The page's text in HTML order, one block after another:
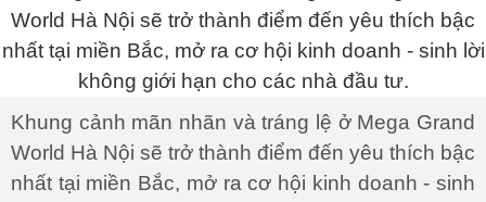
Khung cảnh mãn nhãn và tráng lệ ở Mega Grand
World Hà Nội sẽ trở thành điểm đến yêu thích bậc
nhất tại miền Bắc, mở ra cơ hội kinh doanh - sinh